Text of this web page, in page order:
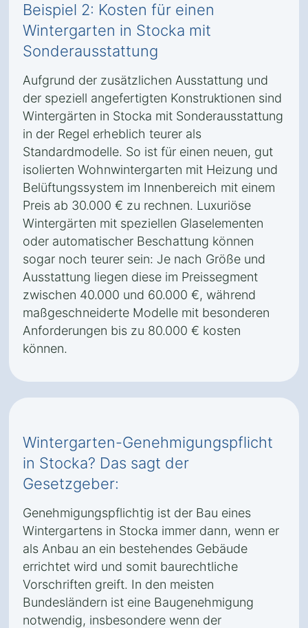
Beispiel 2: Kosten für einen
Wintergarten in Stocka mit
Sonderausstattung
Aufgrund der zusätzlichen Ausstattung und
der speziell angefertigten Konstruktionen sind
Wintergärten in Stocka mit Sonderausstattung
in der Regel erheblich teurer als
Standardmodelle. So ist für einen neuen, gut
isolierten Wohnwintergarten mit Heizung und
Belüftungssystem im Innenbereich mit einem
Preis ab 30.000 € zu rechnen. Luxuriöse
Wintergärten mit speziellen Glaselementen
oder automatischer Beschattung können
sogar noch teurer sein: Je nach Größe und
Ausstattung liegen diese im Preissegment
zwischen 40.000 und 60.000 €, während
maßgeschneiderte Modelle mit besonderen
Anforderungen bis zu 80.000 € kosten
können.
Wintergarten-Genehmigungspflicht
in Stocka? Das sagt der
Gesetzgeber:
Genehmigungspflichtig ist der Bau eines
Wintergartens in Stocka immer dann, wenn er
als Anbau an ein bestehendes Gebäude
errichtet wird und somit baurechtliche
Vorschriften greift. In den meisten
Bundesländern ist eine Baugenehmigung
notwendig, insbesondere wenn der